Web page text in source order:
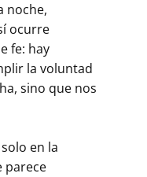
noche,
ocurre
fe: hay
la voluntad
sino que nos
en la
parece